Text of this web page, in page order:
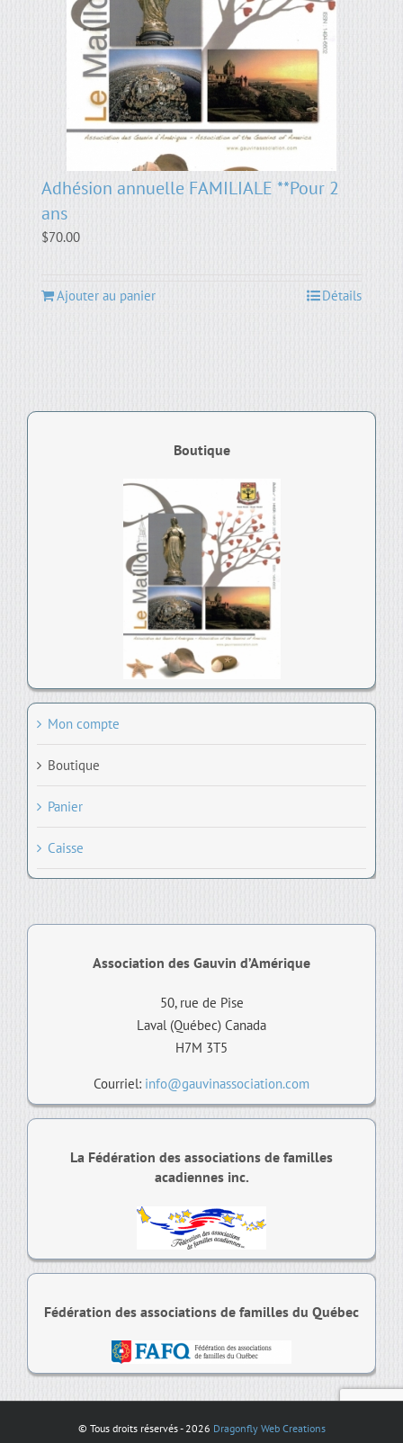
Adhésion annuelle FAMILIALE **Pour 2
ans
$70.00
Ajouter au panier Détails
Association des Gauvin d’Amérique
50, rue de Pise
Laval (Québec) Canada
H7M 3T5
Courriel: info@gauvinassociation.com
La Fédération des associations de familles
acadiennes inc.
Fédération des associations de familles du Québec
Boutique
Mon compte
Boutique
Panier
Caisse
© Tous droits réservés -2026 Dragonfly Web Creations